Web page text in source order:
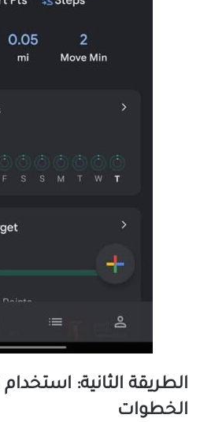
الطريقة الثانية:
الخطوات